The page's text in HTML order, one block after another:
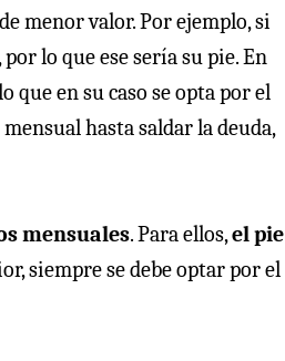
menor valor. Por ejemplo, si
lo que ese sería su pie. En
que en su caso se opta por el
hasta saldar la deuda,
mensuales. Para ellos,el pie
siempre se debe optar por el